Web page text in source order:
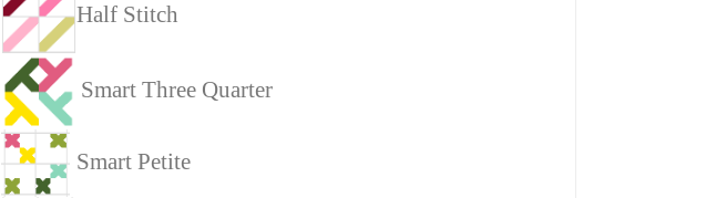
Half Stitch
Smart Three Quarter
Smart Petite